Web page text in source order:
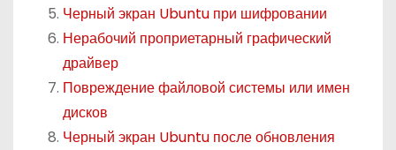
Черный экран Ubuntu при шифровании
Нерабочий проприетарный графический
драйвер
Повреждение файловой системы или имен
дисков
Черный экран Ubuntu после обновления